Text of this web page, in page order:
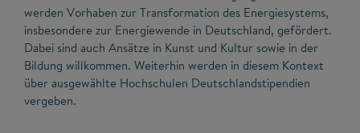
werden Vorhaben zur Transformation des Energiesystems,
insbesondere zur Energiewende in Deutschland, gefördert.
Dabei sind auch Ansätze in Kunst und Kultur sowie in der
Bildung willkommen. Weiterhin werden in diesem Kontext
über ausgewählte Hochschulen Deutschlandstipendien
vergeben.